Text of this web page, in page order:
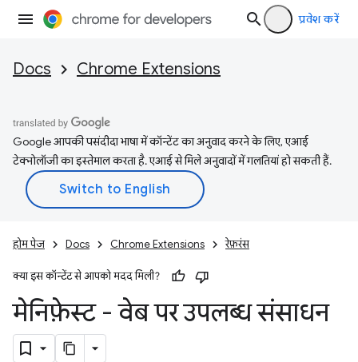
प्रवेश करें
Docs Chrome Extensions
Google आपकी पसंदीदा भाषा में कॉन्टेंट का अनुवाद करने के लिए, एआई
टेक्नोलॉजी का इस्तेमाल करता है. एआई से मिले अनुवादों में गलतियां हो सकती हैं.
होम पेज Docs Chrome Extensions रेफ़रंस
क्या इस कॉन्टेंट से आपको मदद मिली?
मेनिफ़ेस्ट - वेब पर उपलब्ध संसाधन